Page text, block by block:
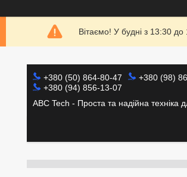
Вітаємо! У будні з 13:30
+380 (50) 864-80-47
+380 (98)
+380 (94) 856-13-07
ABC Tech - Проста та надійна техніка